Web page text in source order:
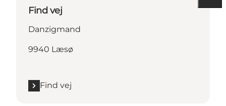
Find vej
Danzigmand
9940 Læsø
Find vej